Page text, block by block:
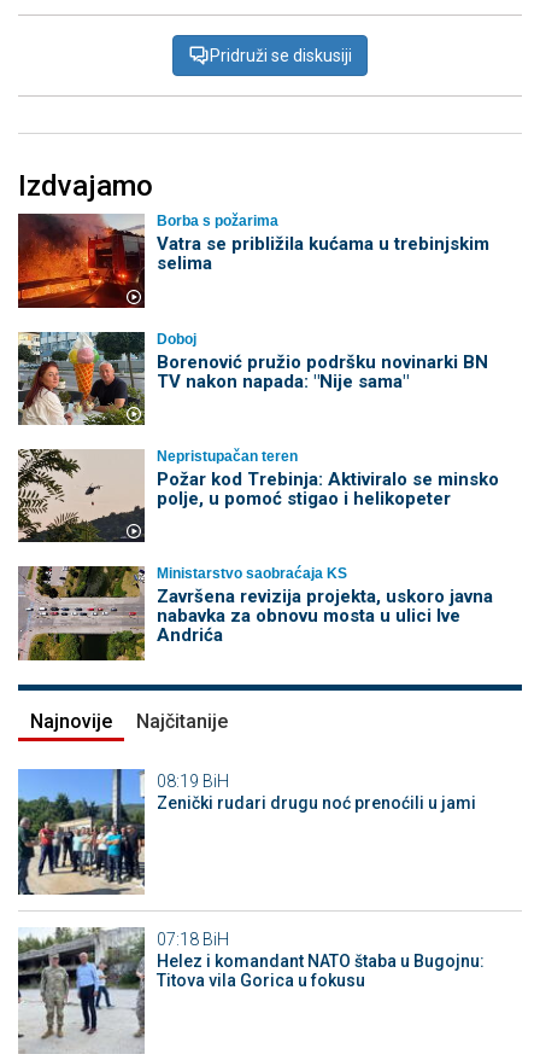
Pridruži se diskusiji
Izdvajamo
Borba s požarima
Vatra se približila kućama u trebinjskim
selima
Doboj
Borenović pružio podršku novinarki BN
TV nakon napada: "Nije sama"
Nepristupačan teren
Požar kod Trebinja: Aktiviralo se minsko
polje, u pomoć stigao i helikopeter
Ministarstvo saobraćaja KS
Završena revizija projekta, uskoro javna
nabavka za obnovu mosta u ulici Ive
Andrića
Najnovije Najčitanije
08:19 BiH
Zenički rudari drugu noć prenoćili u jami
07:18 BiH
Helez i komandant NATO štaba u Bugojnu:
Titova vila Gorica u fokusu